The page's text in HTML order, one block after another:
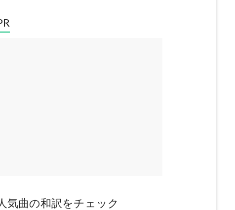
気曲の和訳をチェック